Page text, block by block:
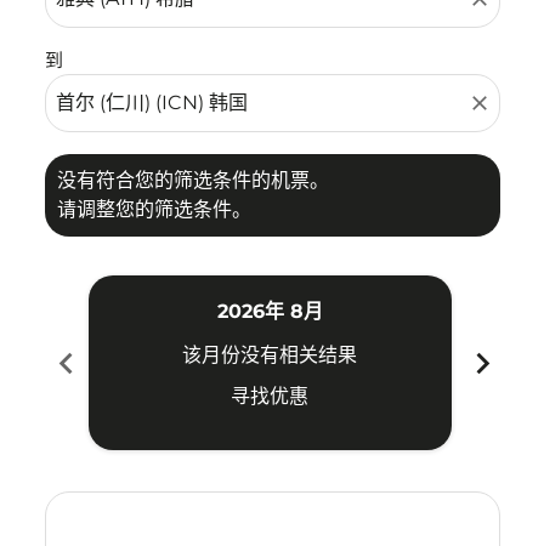
到
close
没有符合您的筛选条件的机票。
请调整您的筛选条件。
chevron_left
2026年 8月
该月份没有相关结果
寻找优惠
chevron_right